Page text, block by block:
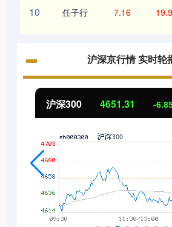
10 任子行 7.16
沪深京行情 实时轮
沪深300 4651.31 -